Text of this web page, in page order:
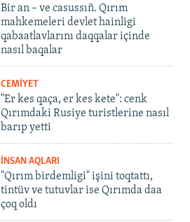
Bir an – ve casussıñ. Qırım
mahkemeleri devlet hainligi
qabaatlavlarını daqqalar içinde
nasıl baqalar
CEMİYET
"Er kes qaça, er kes kete": cenk
Qırımdaki Rusiye turistlerine nasıl
barıp yetti
İNSAN AQLARI
"Qırım birdemligi" işini toqtattı,
tintüv ve tutuvlar ise Qırımda daa
çoq oldı